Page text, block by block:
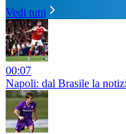
Vedi tutti
00:07
Napoli: dal Brasile la